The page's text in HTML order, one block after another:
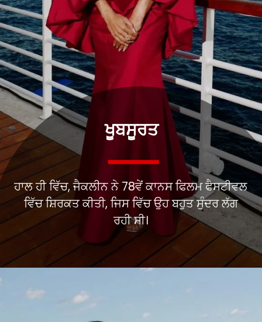
ਹਾਲ ਹੀ ਵਿੱਚ, ਜੈਕਲੀਨ ਨੇ 78ਵੇਂ ਕਾਨਸ ਫਿਲਮ ਫੈਸਟੀਵਲ
ਵਿੱਚ ਸ਼ਿਰਕਤ ਕੀਤੀ, ਜਿਸ ਵਿੱਚ ਉਹ ਬਹੁਤ ਸੁੰਦਰ ਲੱਗ
ਖੂਬਸੂਰਤ